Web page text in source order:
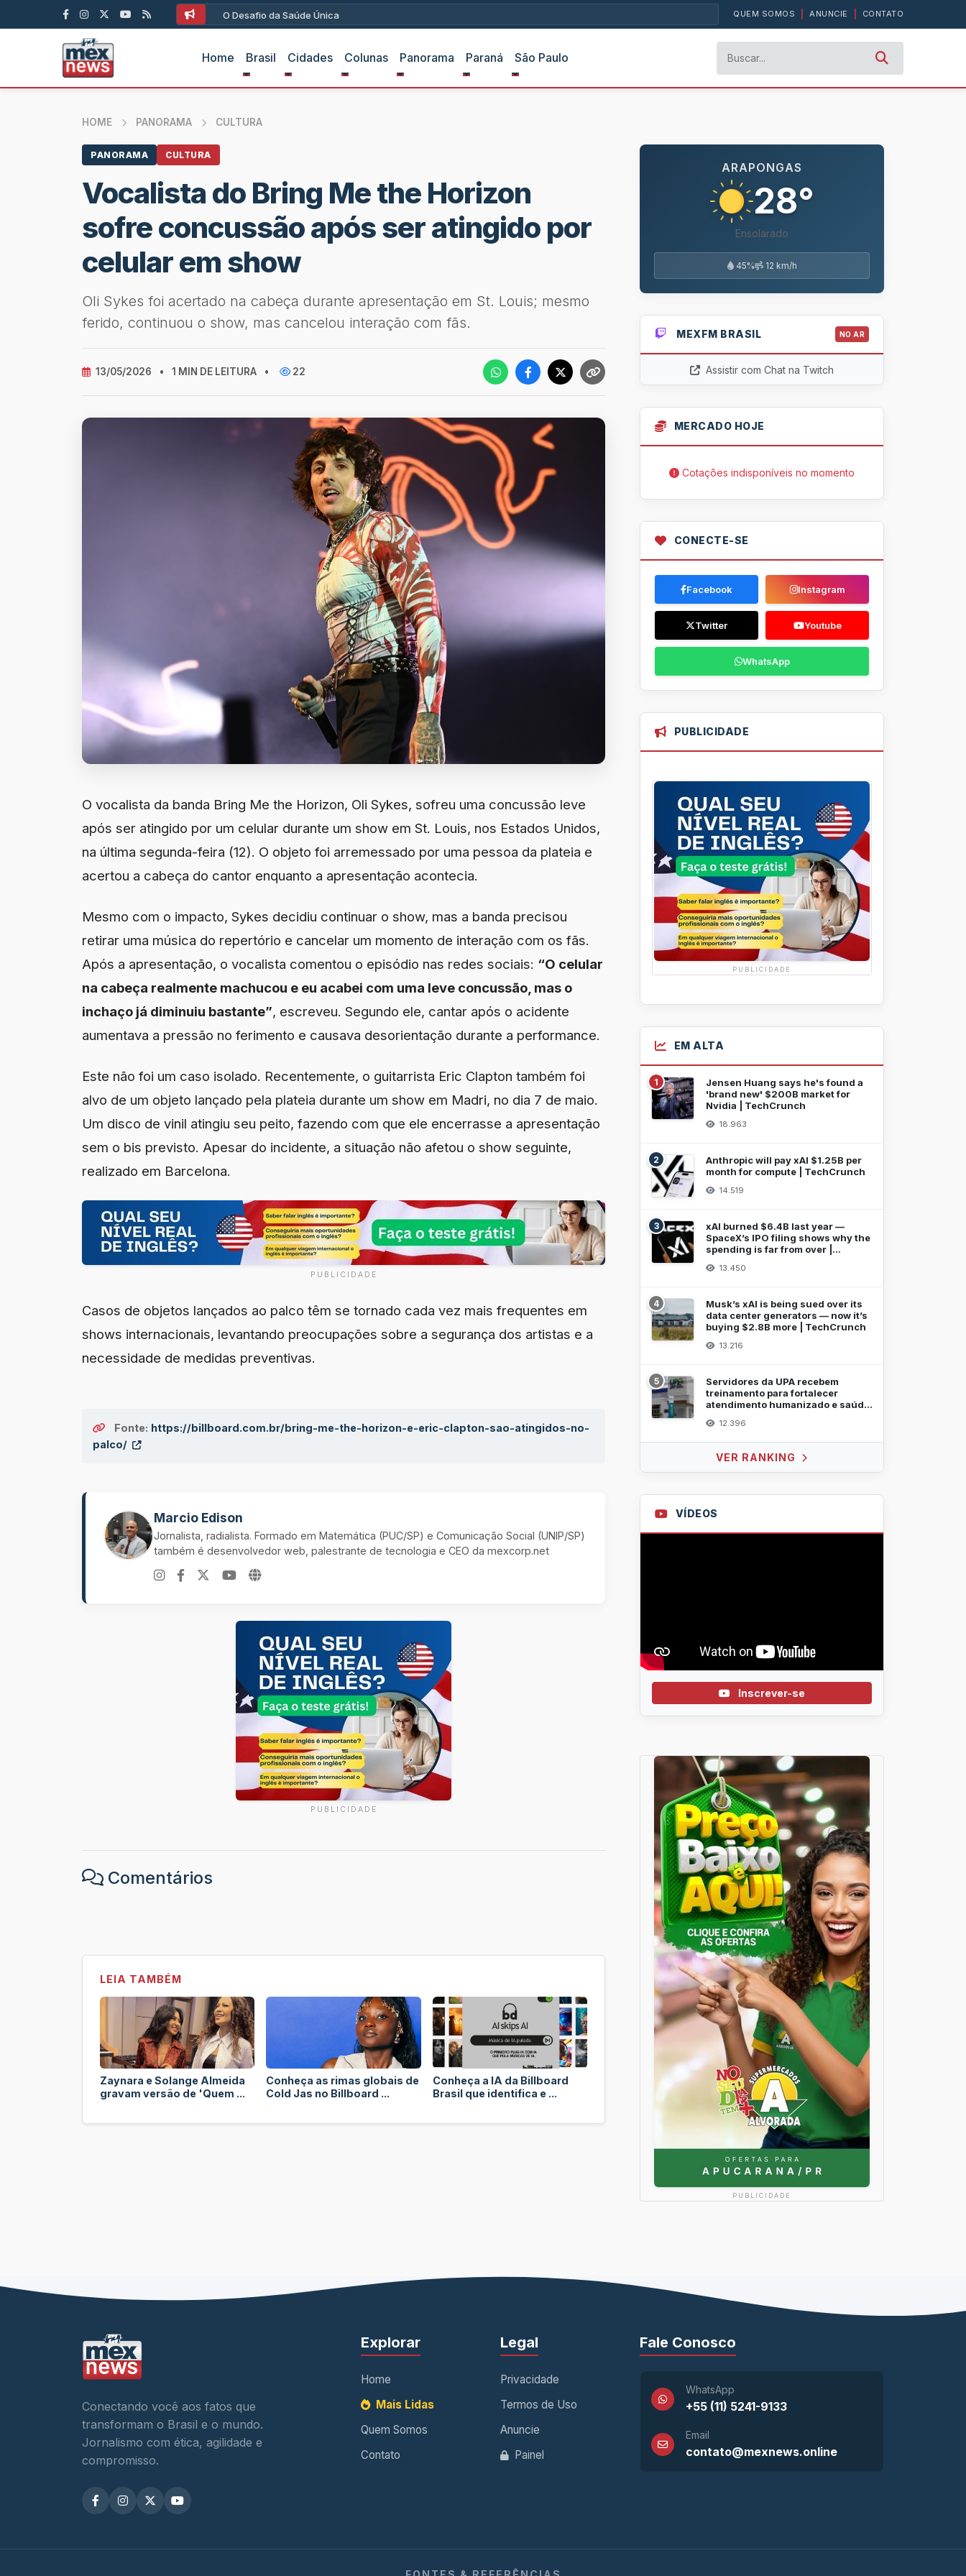
O Desafio da Saúde Única QUEM SOMOS ANUNCIE CONTATO
Home Brasil Cidades Colunas Panorama Paraná São Paulo
HOME PANORAMA CULTURA
PANORAMA CULTURA
Vocalista do Bring Me the Horizon
sofre concussão após ser atingido por
celular em show
Oli Sykes foi acertado na cabeça durante apresentação em St. Louis; mesmo
ferido, continuou o show, mas cancelou interação com fãs.
13/05/2026 • 1 MIN DE LEITURA • 22
O vocalista da banda Bring Me the Horizon, Oli Sykes, sofreu uma concussão leve
após ser atingido por um celular durante um show em St. Louis, nos Estados Unidos,
na última segunda-feira (12). O objeto foi arremessado por uma pessoa da plateia e
acertou a cabeça do cantor enquanto a apresentação acontecia.
Mesmo com o impacto, Sykes decidiu continuar o show, mas a banda precisou
retirar uma música do repertório e cancelar um momento de interação com os fãs.
Após a apresentação, o vocalista comentou o episódio nas redes sociais: “O celular
na cabeça realmente machucou e eu acabei com uma leve concussão, mas o
inchaço já diminuiu bastante”, escreveu. Segundo ele, cantar após o acidente
aumentava a pressão no ferimento e causava desorientação durante a performance.
Este não foi um caso isolado. Recentemente, o guitarrista Eric Clapton também foi
alvo de um objeto lançado pela plateia durante um show em Madri, no dia 7 de maio.
Um disco de vinil atingiu seu peito, fazendo com que ele encerrasse a apresentação
sem o bis previsto. Apesar do incidente, a situação não afetou o show seguinte,
realizado em Barcelona.
PUBLICIDADE
Casos de objetos lançados ao palco têm se tornado cada vez mais frequentes em
shows internacionais, levantando preocupações sobre a segurança dos artistas e a
necessidade de medidas preventivas.
Fonte: https://billboard.com.br/bring-me-the-horizon-e-eric-clapton-sao-atingidos-no-
palco/
Marcio Edison
Jornalista, radialista. Formado em Matemática (PUC/SP) e Comunicação Social (UNIP/SP)
também é desenvolvedor web, palestrante de tecnologia e CEO da mexcorp.net
PUBLICIDADE
Comentários
LEIA TAMBÉM
Zaynara e Solange Almeida
gravam versão de 'Quem ...
Conheça as rimas globais de
Cold Jas no Billboard ...
Conheça a IA da Billboard
Brasil que identifica e ...
ARAPONGAS
28°
Ensolarado
45% 12 km/h
MEXFM BRASIL NO AR
Assistir com Chat na Twitch
MERCADO HOJE
Cotações indisponíveis no momento
CONECTE-SE
Facebook Instagram
Twitter Youtube
WhatsApp
PUBLICIDADE
PUBLICIDADE
EM ALTA
1
Jensen Huang says he's found a
'brand new' $200B market for
Nvidia | TechCrunch
18.963
2
Anthropic will pay xAI $1.25B per
month for compute | TechCrunch
14.519
3
xAI burned $6.4B last year —
SpaceX’s IPO filing shows why the
spending is far from over |
13.450
4
Musk’s xAI is being sued over its
data center generators — now it’s
buying $2.8B more | TechCrunch
13.216
5
Servidores da UPA recebem
treinamento para fortalecer
atendimento humanizado e saúde
12.396
VER RANKING
VÍDEOS
Inscrever-se
PUBLICIDADE
Conectando você aos fatos que
transformam o Brasil e o mundo.
Jornalismo com ética, agilidade e
compromisso.
Explorar
Home
Mais Lidas
Quem Somos
Contato
Legal
Privacidade
Termos de Uso
Anuncie
Painel
Fale Conosco
WhatsApp
+55 (11) 5241-9133
Email
contato@mexnews.online